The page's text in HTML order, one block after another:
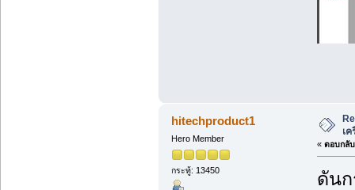
hitechproduct1
Hero Member
กระทู้: 13450
เ
« ตอบกลั
ดัน